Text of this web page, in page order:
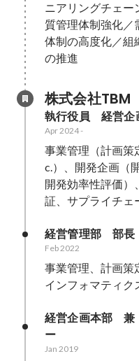
ニアリングチェー
質管理体制強化／
体制の高度化／組
の推進
株式会社TBM
執行役員　経営企
Apr 2024-
事業管理（計画策
c.）、開発企画（
開発効率性評価
証、サプライチェ
経営管理部　部長
Feb 2022
事業管理、計画策
インフォマティク
経営企画本部　
ー
Jan 2019